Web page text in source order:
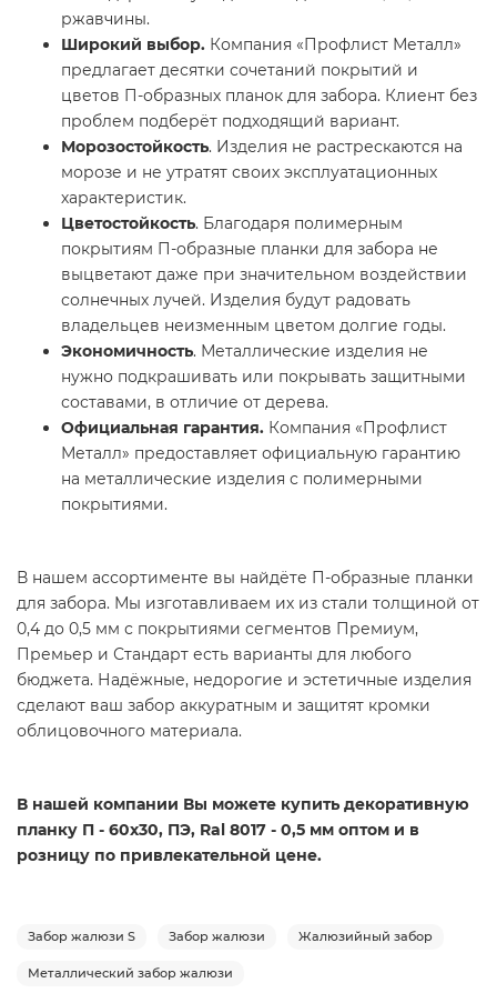
ржавчины.
Широкий выбор. Компания «Профлист Металл»
предлагает десятки сочетаний покрытий и
цветов П-образных планок для забора. Клиент без
проблем подберёт подходящий вариант.
Морозостойкость. Изделия не растрескаются на
морозе и не утратят своих эксплуатационных
характеристик.
Цветостойкость. Благодаря полимерным
покрытиям П-образные планки для забора не
выцветают даже при значительном воздействии
солнечных лучей. Изделия будут радовать
владельцев неизменным цветом долгие годы.
Экономичность. Металлические изделия не
нужно подкрашивать или покрывать защитными
составами, в отличие от дерева.
Официальная гарантия. Компания «Профлист
Металл» предоставляет официальную гарантию
на металлические изделия с полимерными
покрытиями.
В нашем ассортименте вы найдёте П-образные планки
для забора. Мы изготавливаем их из стали толщиной от
0,4 до 0,5 мм с покрытиями сегментов Премиум,
Премьер и Стандарт есть варианты для любого
бюджета. Надёжные, недорогие и эстетичные изделия
сделают ваш забор аккуратным и защитят кромки
облицовочного материала.
В нашей компании Вы можете купить декоративную
планку П - 60х30, ПЭ, Ral 8017 - 0,5 мм оптом и в
розницу по привлекательной цене.
Забор жалюзи S Забор жалюзи Жалюзийный забор
Металлический забор жалюзи